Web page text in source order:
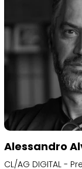
Alessandro
CL/AG DIGITAL -